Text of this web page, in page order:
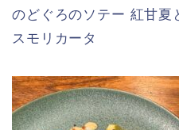
のどぐろのソテー 紅甘夏
スモリカータ